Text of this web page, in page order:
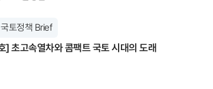
토정책 Brief
초고속열차와 콤팩트 국토 시대의 도래